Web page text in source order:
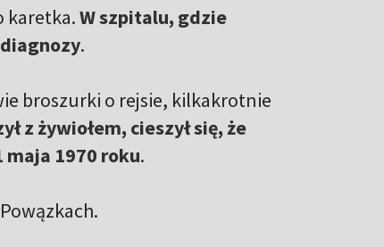
karetka.W szpitalu, gdzie
.
broszurki o rejsie, kilkakrotnie
z żywiołem, cieszył się, że
maja 1970 roku.